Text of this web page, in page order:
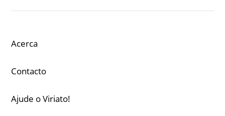
Acerca
Contacto
Ajude o Viriato!